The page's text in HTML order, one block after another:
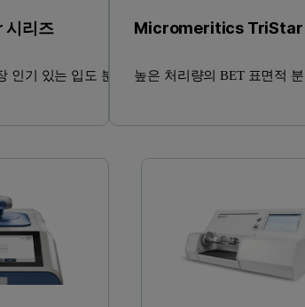
리즈
인기 있는 입도 분석
Micromeritics TriStar
높은 처리량의 BET 표면적 분